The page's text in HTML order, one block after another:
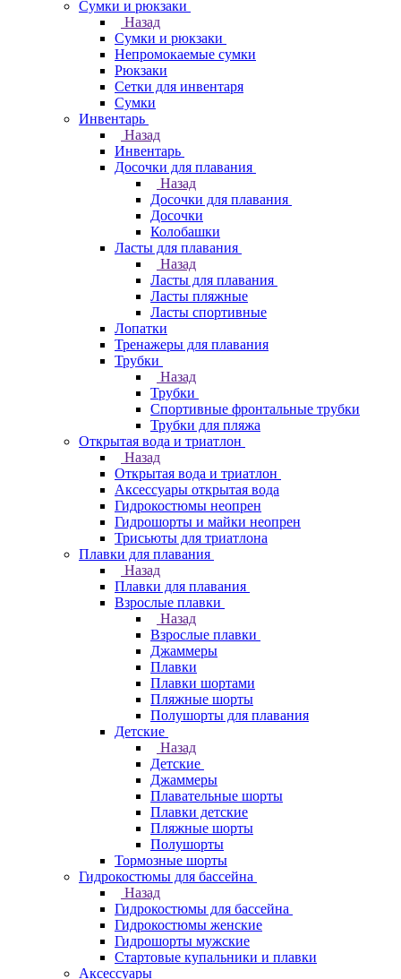
Сумки и рюкзаки
Назад
Сумки и рюкзаки
Непромокаемые сумки
Рюкзаки
Сетки для инвентаря
Сумки
Инвентарь
Назад
Инвентарь
Досочки для плавания
Назад
Досочки для плавания
Досочки
Колобашки
Ласты для плавания
Назад
Ласты для плавания
Ласты пляжные
Ласты спортивные
Лопатки
Тренажеры для плавания
Трубки
Назад
Трубки
Спортивные фронтальные трубки
Трубки для пляжа
Открытая вода и триатлон
Назад
Открытая вода и триатлон
Аксессуары открытая вода
Гидрокостюмы неопрен
Гидрошорты и майки неопрен
Трисьюты для триатлона
Плавки для плавания
Назад
Плавки для плавания
Взрослые плавки
Назад
Взрослые плавки
Джаммеры
Плавки
Плавки шортами
Пляжные шорты
Полушорты для плавания
Детские
Назад
Детские
Джаммеры
Плавательные шорты
Плавки детские
Пляжные шорты
Полушорты
Тормозные шорты
Гидрокостюмы для бассейна
Назад
Гидрокостюмы для бассейна
Гидрокостюмы женские
Гидрошорты мужские
Стартовые купальники и плавки
Аксессуары